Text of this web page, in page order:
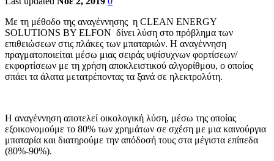
Με τη μέθοδο της αναγέννησης η CLEAN ENERGY
SOLUTIONS BY ELFON δίνει λύση στο πρόβλημα των
επιθειώσεων στις πλάκες των μπαταριών. Η αναγέννηση
πραγματοποιείται μέσω μιας σειράς υψίσυχνων φορτίσεων/
εκφορτίσεων με τη χρήση αποκλειστικού αλγορίθμου, ο οποίος
σπάει τα άλατα μετατρέποντας τα ξανά σε ηλεκτρολύτη.
Η αναγέννηση αποτελεί οικολογική λύση, μέσω της οποίας
εξοικονομούμε το 80% των χρημάτων σε σχέση με μια καινούργια
μπαταρία και διατηρούμε την απόδοσή τους στα μέγιστα επίπεδα
(80%-90%).